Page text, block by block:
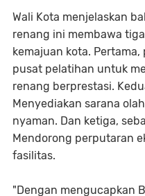
Wali Kota menjelaskan
renang ini membawa
kemajuan kota.
pusat pelatihan untuk
renang berprestasi.
Menyediakan sarana
nyaman. Dan ketiga,
Mendorong perputaran
fasilitas.
"Dengan mengucapkan